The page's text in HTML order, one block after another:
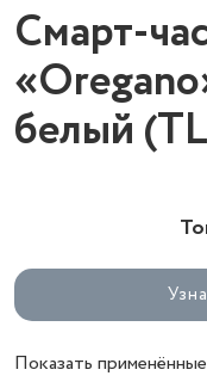
Смарт-
белый
Показать